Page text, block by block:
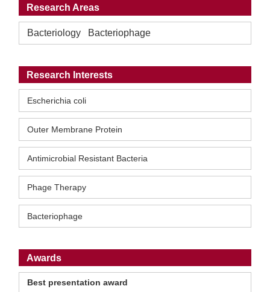
Research Areas
Bacteriology Bacteriophage
Research Interests
Escherichia coli
Outer Membrane Protein
Antimicrobial Resistant Bacteria
Phage Therapy
Bacteriophage
Awards
Best presentation award